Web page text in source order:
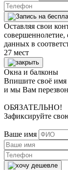
Оставляя свои
совершеннолетие,
данных в
27 мест
Окна и балконы
Впишите своё имя
и мы Вам
ОБЯЗАТЕЛЬНО!
Зафиксируйте
Ваше имя